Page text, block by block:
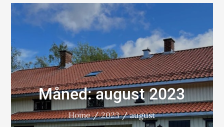
Måned:august 2023
Home 2023 august